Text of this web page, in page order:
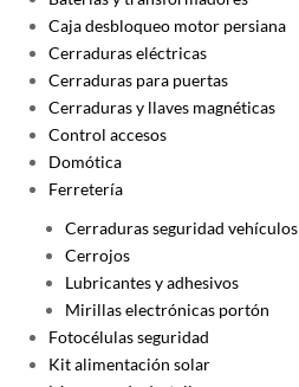
Caja desbloqueo motor persiana
Cerraduras eléctricas
Cerraduras para puertas
Cerraduras y llaves magnéticas
Control accesos
Domótica
Ferretería
Cerraduras seguridad vehículos
Cerrojos
Lubricantes y adhesivos
Mirillas electrónicas portón
Fotocélulas seguridad
Kit alimentación solar